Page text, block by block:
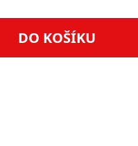
DO KOŠÍKU